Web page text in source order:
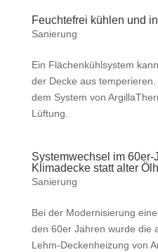
Feuchtefrei kühlen und
Sanierung
Ein Flächenkühlsystem
der Decke aus
dem System von
Lüftung.
Systemwechsel im 60er-
Klimadecke statt alter
Sanierung
Bei der Modernisierung
den 60er Jahren wurde die
Lehm-Deckenheizung von